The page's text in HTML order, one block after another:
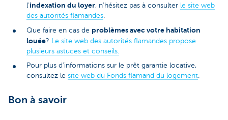
l’indexation du loyer, n’hésitez pas à consulter le site web
des autorités flamandes
Que faire en cas de problèmes avec votre habitation
louée?
Le site web des autorités flamandes propose
plusieurs astuces et conseils.
Pour plus d’informations sur le prêt garantie locative,
consultez le site web du Fonds flamand du logement
Bon à savoir